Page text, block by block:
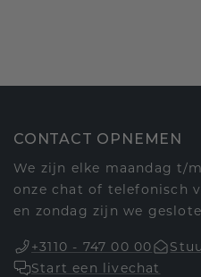
CONTACT OPNEMEN
We zijn elke maandag t/
onze chat of telefonisch
en zondag zijn we
+3110 - 747 00 00
Start een livechat